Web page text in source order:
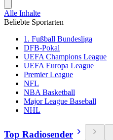
Alle Inhalte
Beliebte Sportarten
1. Fußball Bundesliga
DFB-Pokal
UEFA Champions League
UEFA Europa League
Premier League
NFL
NBA Basketball
Major League Baseball
NHL
Top Radiosender